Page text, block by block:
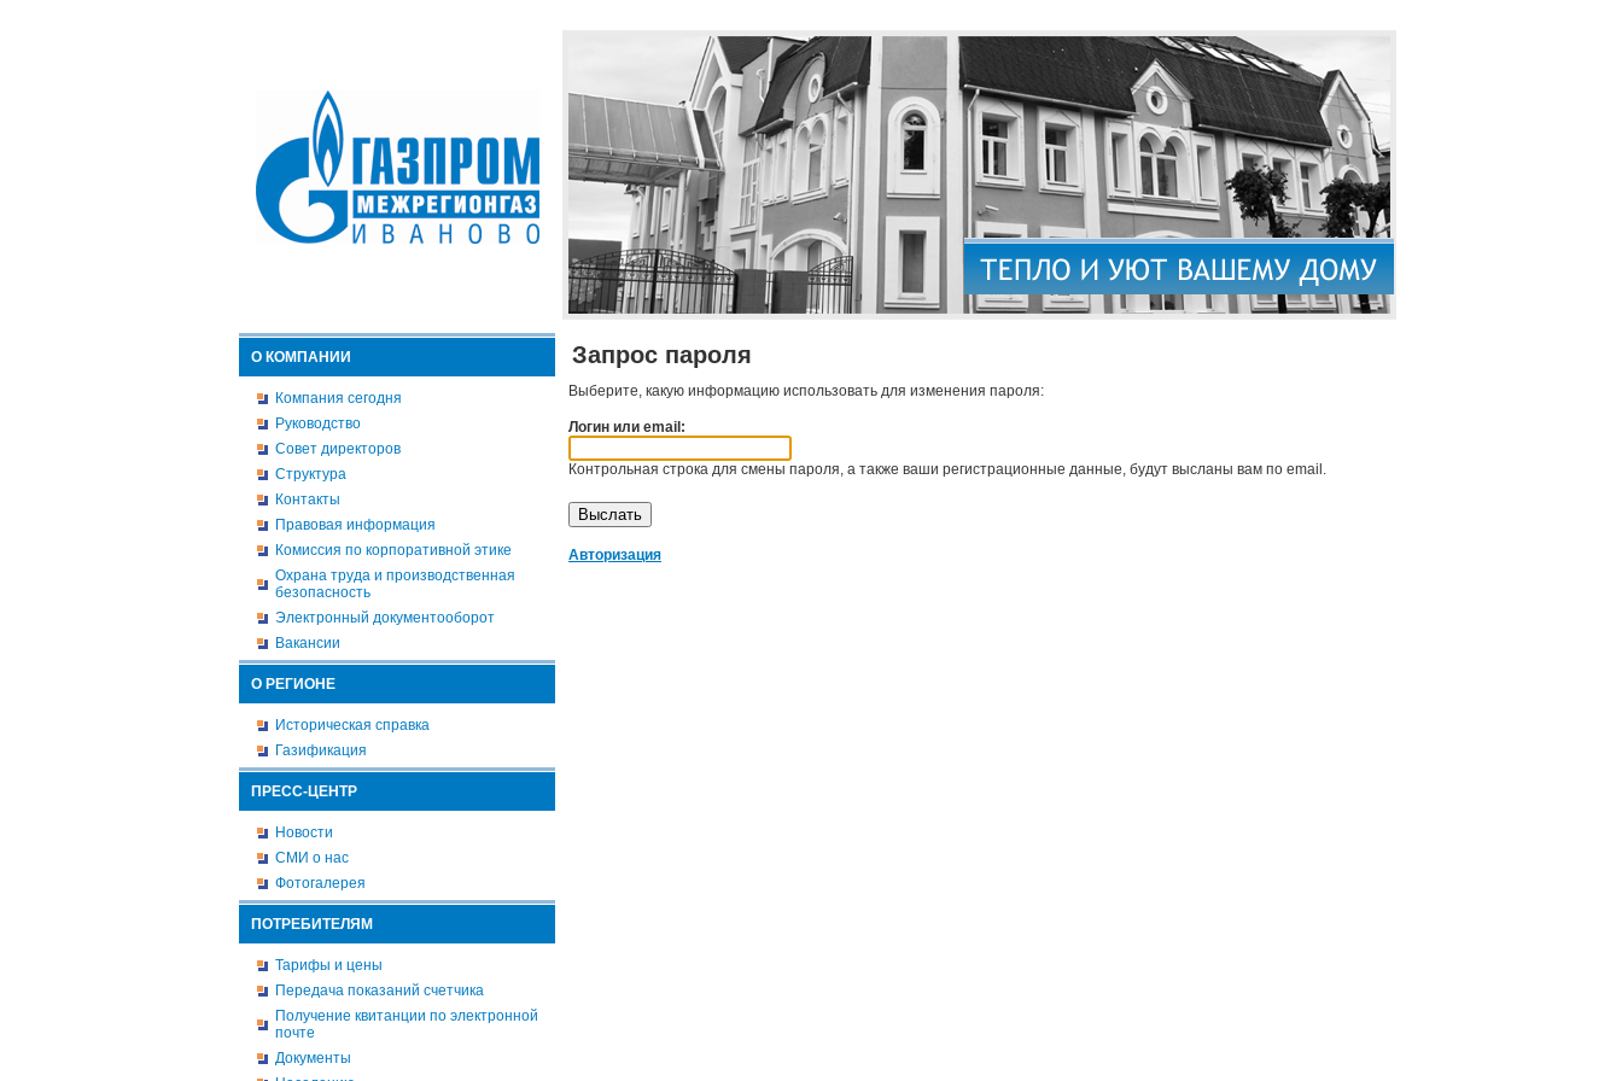
О КОМПАНИИ
Компания сегодня
Руководство
Совет директоров
Структура
Контакты
Правовая информация
Комиссия по корпоративной этике
Охрана труда и производственная
безопасность
Электронный документооборот
Вакансии
О РЕГИОНЕ
Историческая справка
Газификация
ПРЕСС-ЦЕНТР
Новости
СМИ о нас
Фотогалерея
ПОТРЕБИТЕЛЯМ
Тарифы и цены
Передача показаний счетчика
Получение квитанции по электронной
почте
Документы
Запрос пароля
Выберите, какую информацию использовать для изменения пароля:
Логин или email:
Контрольная строка для смены пароля, а также ваши регистрационные данные, будут высланы вам по email.
Авторизация